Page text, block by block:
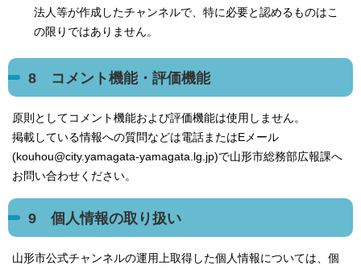
法人等が作成したチャンネルで、特に必要と認めるものはこ
の限りではありません。
8 コメント機能・評価機能
原則としてコメント機能および評価機能は使用しません。
掲載している情報への質問などは電話またはEメール
(kouhou@city.yamagata-yamagata.lg.jp)で山形市総務部広報課へ
お問い合わせください。
9 個人情報の取り扱い
山形市公式チャンネルの運用上取得した個人情報については、個